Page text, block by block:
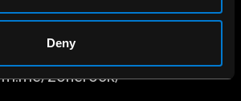
Deny
1.800.660.0993
CLAVARDER
m.me/zonerock/